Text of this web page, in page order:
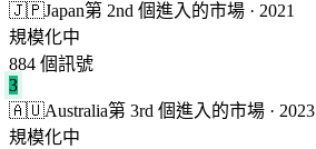
🇯🇵Japan第 2nd 個進入的市場 · 2021
規模化中
884 個訊號
3
🇦🇺Australia第 3rd 個進入的市場 · 2023
規模化中